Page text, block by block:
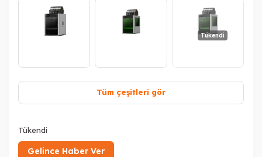
Tükendi
Tüm çeşitleri gör
Tükendi
Gelince Haber Ver